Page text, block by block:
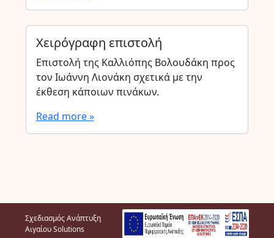
Χειρόγραφη επιστολή
Επιστολή της Καλλιόπης Βολουδάκη προς
τον Ιωάννη Λιονάκη σχετικά με την
έκθεση κάποιων πινάκων.
Read more »
Σχεδιασμός Ανάπτυξη
Αιγαίου Solutions